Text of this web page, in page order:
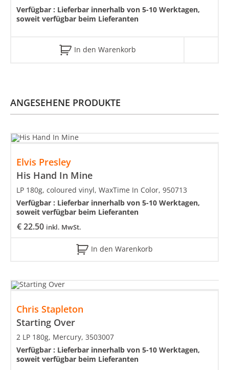
Verfügbar : Lieferbar innerhalb von 5-10 Werktagen,
soweit verfügbar beim Lieferanten
In den Warenkorb
ANGESEHENE PRODUKTE
Elvis Presley
His Hand In Mine
€22.50 inkl. MwSt.
LP 180g, coloured vinyl, WaxTime In Color, 950713
Verfügbar : Lieferbar innerhalb von 5-10 Werktagen,
soweit verfügbar beim Lieferanten
In den Warenkorb
Chris Stapleton
Starting Over
2 LP 180g, Mercury, 3503007
Verfügbar : Lieferbar innerhalb von 5-10 Werktagen,
soweit verfügbar beim Lieferanten